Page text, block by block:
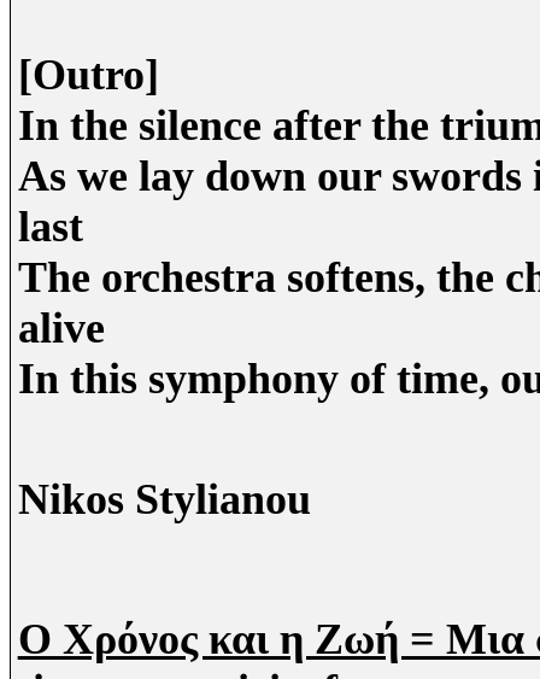
[Outro]
In the silence after the
As we lay down our
last
The orchestra softens, the
alive
In this symphony of time,
Nikos Stylianou
Ο Χρόνος και η Ζωή =